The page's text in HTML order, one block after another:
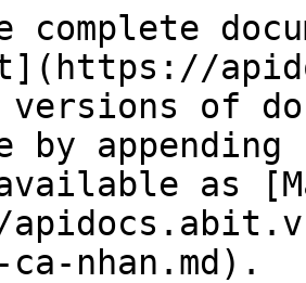
complete
versions of
by
as
nhan.md).